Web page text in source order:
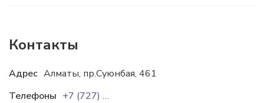
Контакты
Адрес Алматы, пр.Суюнбая, 461
Телефоны
+7 (727) 3386116